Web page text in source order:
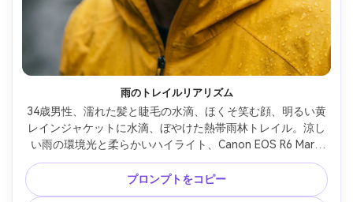
雨のトレイルリアリズム
34歳男性、濡れた髪と睫毛の水滴、ほくそ笑む顔、明るい黄
レインジャケットに水滴、ぼやけた熱帯雨林トレイル。涼し
い雨の環境光と柔らかいハイライト、Canon EOS R6 Mark
II、50mm f/1.4、クローズアップ構図、親密ドキュメンタリ
ー風、自然な肌質、濡れた布ディテールも精密、鋭い目、高
解像度 --ar 4:5
プロンプトをコピー